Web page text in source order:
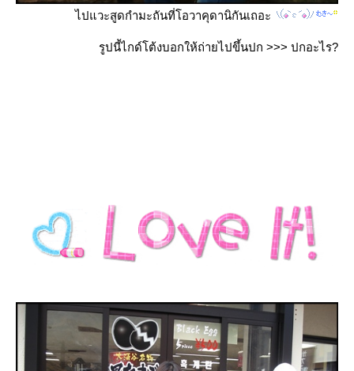
ไปแวะสูดกำมะถันที่โอวาคุดานิกันเถอะ
รูปนี้ไกด์โต้งบอกให้ถ่ายไปขึ้นปก >>> ปกอะไร?